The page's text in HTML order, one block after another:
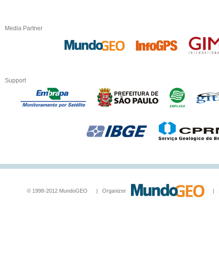
Media Partner
Support
© 1998-2012 MundoGEO | Organizer |